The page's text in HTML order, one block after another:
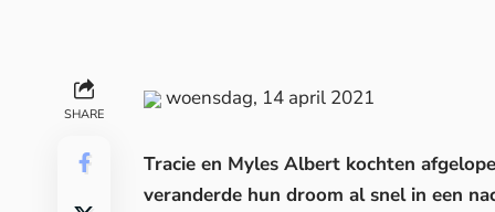
SHARE
woensdag, 14 april 2021
Tracie en Myles Albert kochten
veranderde hun droom al snel in een